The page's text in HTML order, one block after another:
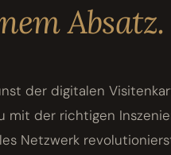
Absatz.
der digitalen
mit der richtigen
Netzwerk